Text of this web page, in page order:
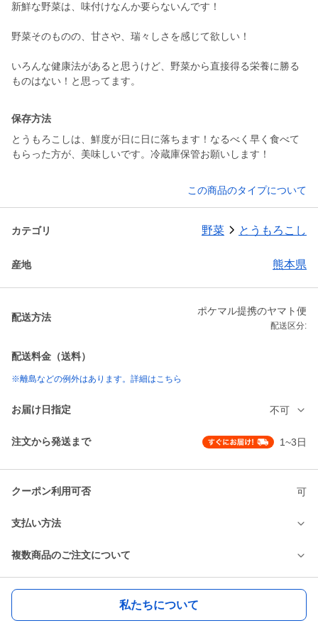
新鮮な野菜は、味付けなんか要らないんです！
野菜そのものの、甘さや、瑞々しさを感じて欲しい！
いろんな健康法があると思うけど、野菜から直接得る栄養に勝る
保存方法
とうもろこしは、鮮度が日に日に落ちます！なるべく早く食べて
もらった方が、美味しいです。冷蔵庫保管お願いします！
この商品のタイプについて
カテゴリ 野菜 とうもろこし
産地 熊本県
配送方法
ポケマル提携のヤマト便
配送区分:
配送料金（送料）
※離島などの例外はあります。詳細はこちら
お届け日指定 不可
注文から発送まで 1~3日
クーポン利用可否 可
支払い方法
複数商品のご注文について
私たちについて